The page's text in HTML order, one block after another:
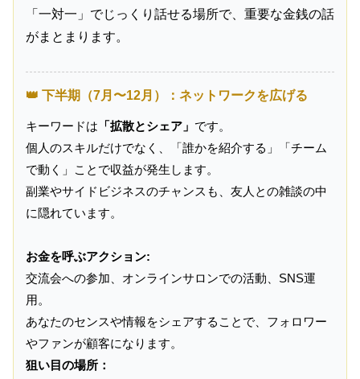
「一対一」でじっくり話せる場所で、重要な金銭の話
がまとまります。
👑 下半期（7月〜12月）：ネットワークを広げる
キーワードは 「拡散とシェア」 です。
個人のスキルだけでなく、「誰かを紹介する」「チーム
で動く」ことで収益が発生します。
副業やサイドビジネスのチャンスも、友人との雑談の中
に隠れています。
お金を呼ぶアクション:
交流会への参加、オンラインサロンでの活動、SNS運
用。
あなたのセンスや情報をシェアすることで、フォロワー
やファンが顧客になります。
狙い目の場所：